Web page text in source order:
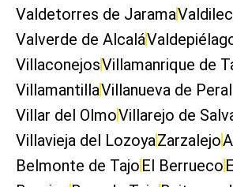
Valdetorres de Jarama
Valverde de Alcalá
VillaconejosVillamanrique de
VillamantillaVillanueva de
Villar del OlmoVillarejo de
Villavieja del LozoyaZarzalejo
Belmonte de Tajo El Berrueco